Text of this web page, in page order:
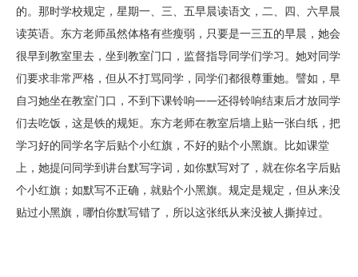
的。那时学校规定，星期一、三、五早晨读语文，二、四、六早晨
读英语。东方老师虽然体格有些瘦弱，只要是一三五的早晨，她会
很早到教室里去，坐到教室门口，监督指导同学们学习。她对同学
们要求非常严格，但从不打骂同学，同学们都很尊重她。譬如，早
自习她坐在教室门口，不到下课铃响——还得铃响结束后才放同学
们去吃饭，这是铁的规矩。东方老师在教室后墙上贴一张白纸，把
学习好的同学名字后贴个小红旗，不好的贴个小黑旗。比如课堂
上，她提问同学到讲台默写字词，如你默写对了，就在你名字后贴
个小红旗；如默写不正确，就贴个小黑旗。规定是规定，但从来没
贴过小黑旗，哪怕你默写错了，所以这张纸从来没被人撕掉过。